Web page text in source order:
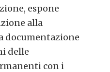
espone
alla
documentazione
delle
con i